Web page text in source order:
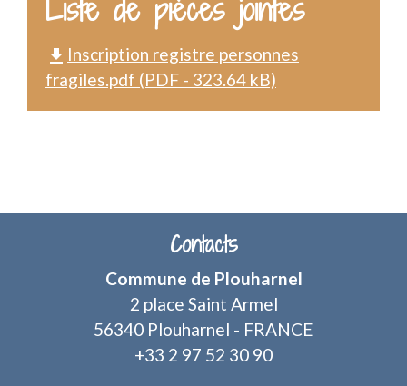
Liste de pièces jointes
file_download Inscription registre personnes
fragiles.pdf (PDF - 323.64 kB)
Contacts
Commune de Plouharnel
2 place Saint Armel
56340 Plouharnel - FRANCE
+33 2 97 52 30 90